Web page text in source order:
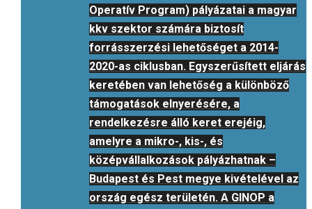
Operatív Program) pályázatai a magyar
kkv szektor számára biztosít
forrásszerzési lehetőséget a 2014-
2020-as ciklusban. Egyszerűsített eljárás
keretében van lehetőség a különböző
támogatások elnyerésére, a
rendelkezésre álló keret erejéig,
amelyre a mikro-, kis-, és
középvállalkozások pályázhatnak –
Budapest és Pest megye kivételével az
ország egész területén. A GINOP a